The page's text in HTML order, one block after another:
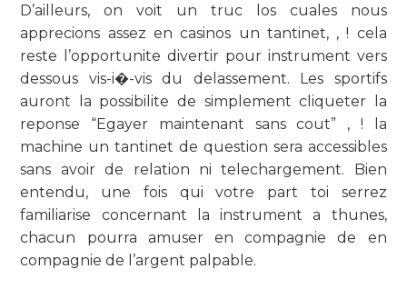
D’ailleurs, on voit un truc los cuales nous
apprecions assez en casinos un tantinet, , ! cela
reste l’opportunite divertir pour instrument vers
dessous vis-i�-vis du delassement. Les sportifs
auront la possibilite de simplement cliqueter la
reponse “Egayer maintenant sans cout” , ! la
machine un tantinet de question sera accessibles
sans avoir de relation ni telechargement. Bien
entendu, une fois qui votre part toi serrez
familiarise concernant la instrument a thunes,
chacun pourra amuser en compagnie de en
compagnie de l’argent palpable.